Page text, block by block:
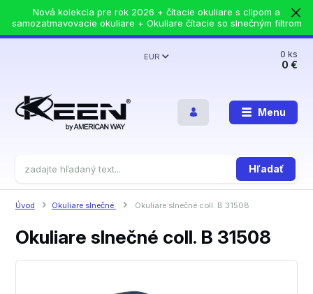
Nová kolekcia pre rok 2026 + čítacie okuliare s clipom a
samozatmavovacie okuliare + Okuliare čítacie so slnečným filtrom
Menu
EUR
Hľadať
0ks
0 €
Úvod Okuliare slnečné Okuliare slnečné coll. B 31508
Okuliare slnečné coll. B 31508